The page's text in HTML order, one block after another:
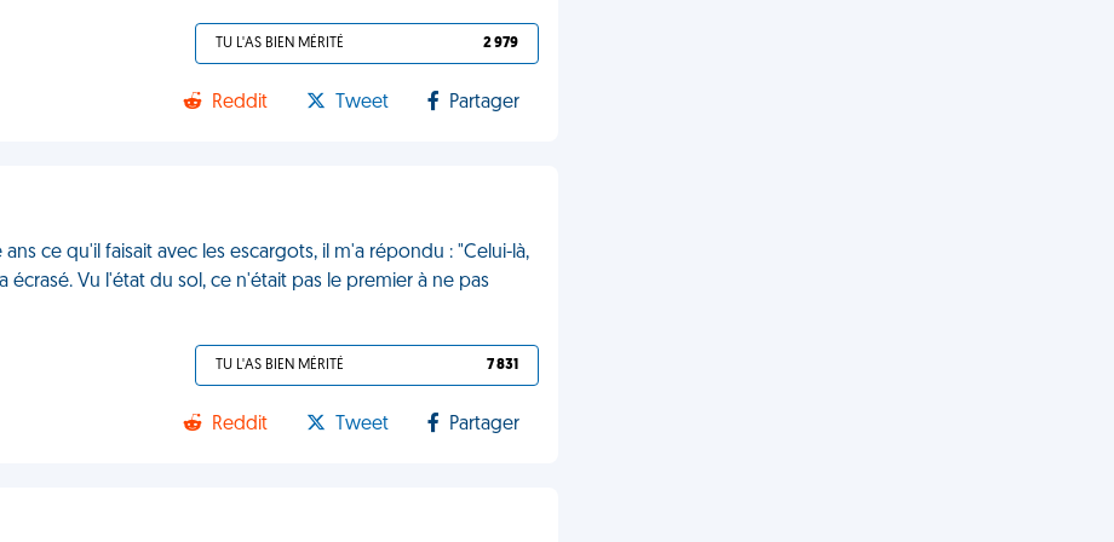
TU L'AS BIEN MÉRITÉ 2 979
Reddit Tweet Partager
ce qu'il faisait avec les escargots, il m'a répondu : "Celui-là,
écrasé. Vu l'état du sol, ce n'était pas le premier à ne pas
TU L'AS BIEN MÉRITÉ 7 831
Reddit Tweet Partager